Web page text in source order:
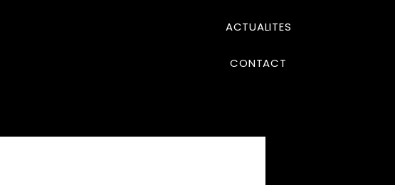
ACTUALITES
CONTACT